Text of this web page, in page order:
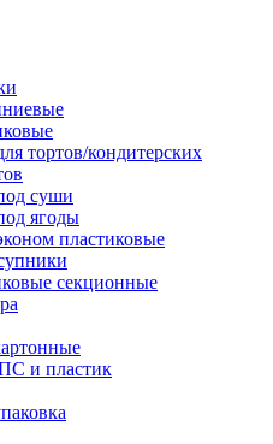
тортов/кондитерских
суши
ягоды
пластиковые
секционные
и пластик